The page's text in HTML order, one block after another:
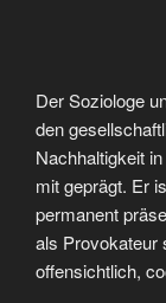
Der Soziologe
den
Nachhaltigkeit
mit geprägt. Er
permanent
als Provokateur
offensichtlich,